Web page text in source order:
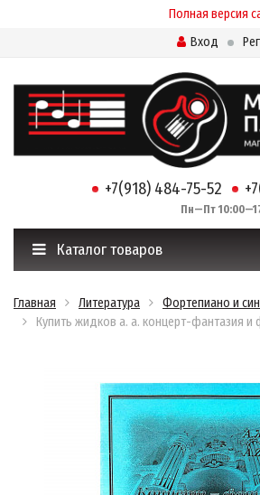
Полная версия
Вход
+7(918) 484-75-52
Пн—Пт
Каталог товаров
Главная Литература
Фортепиано и
Купить жидков а. а. концерт-фантазия и